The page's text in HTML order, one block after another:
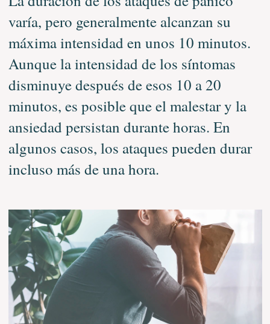
varía, pero generalmente alcanzan su
máxima intensidad en unos 10 minutos.
Aunque la intensidad de los síntomas
disminuye después de esos 10 a 20
minutos, es posible que el malestar y la
ansiedad persistan durante horas. En
algunos casos, los ataques pueden durar
incluso más de una hora.